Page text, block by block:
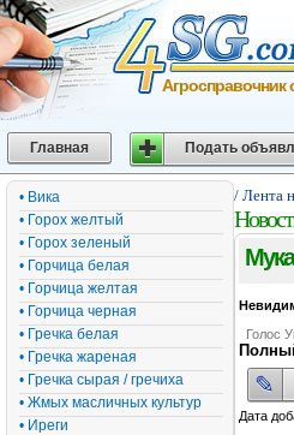
Агросправочник
Главная Подать
• Вика
• Горох желтый
• Горох зеленый
• Горчица белая
• Горчица желтая
• Горчица черная
• Гречка белая
• Гречка жареная
• Гречка сырая / гречиха
• Жмых масличных культур
• Иреги
/ Лента
Мука
Голос
Дата